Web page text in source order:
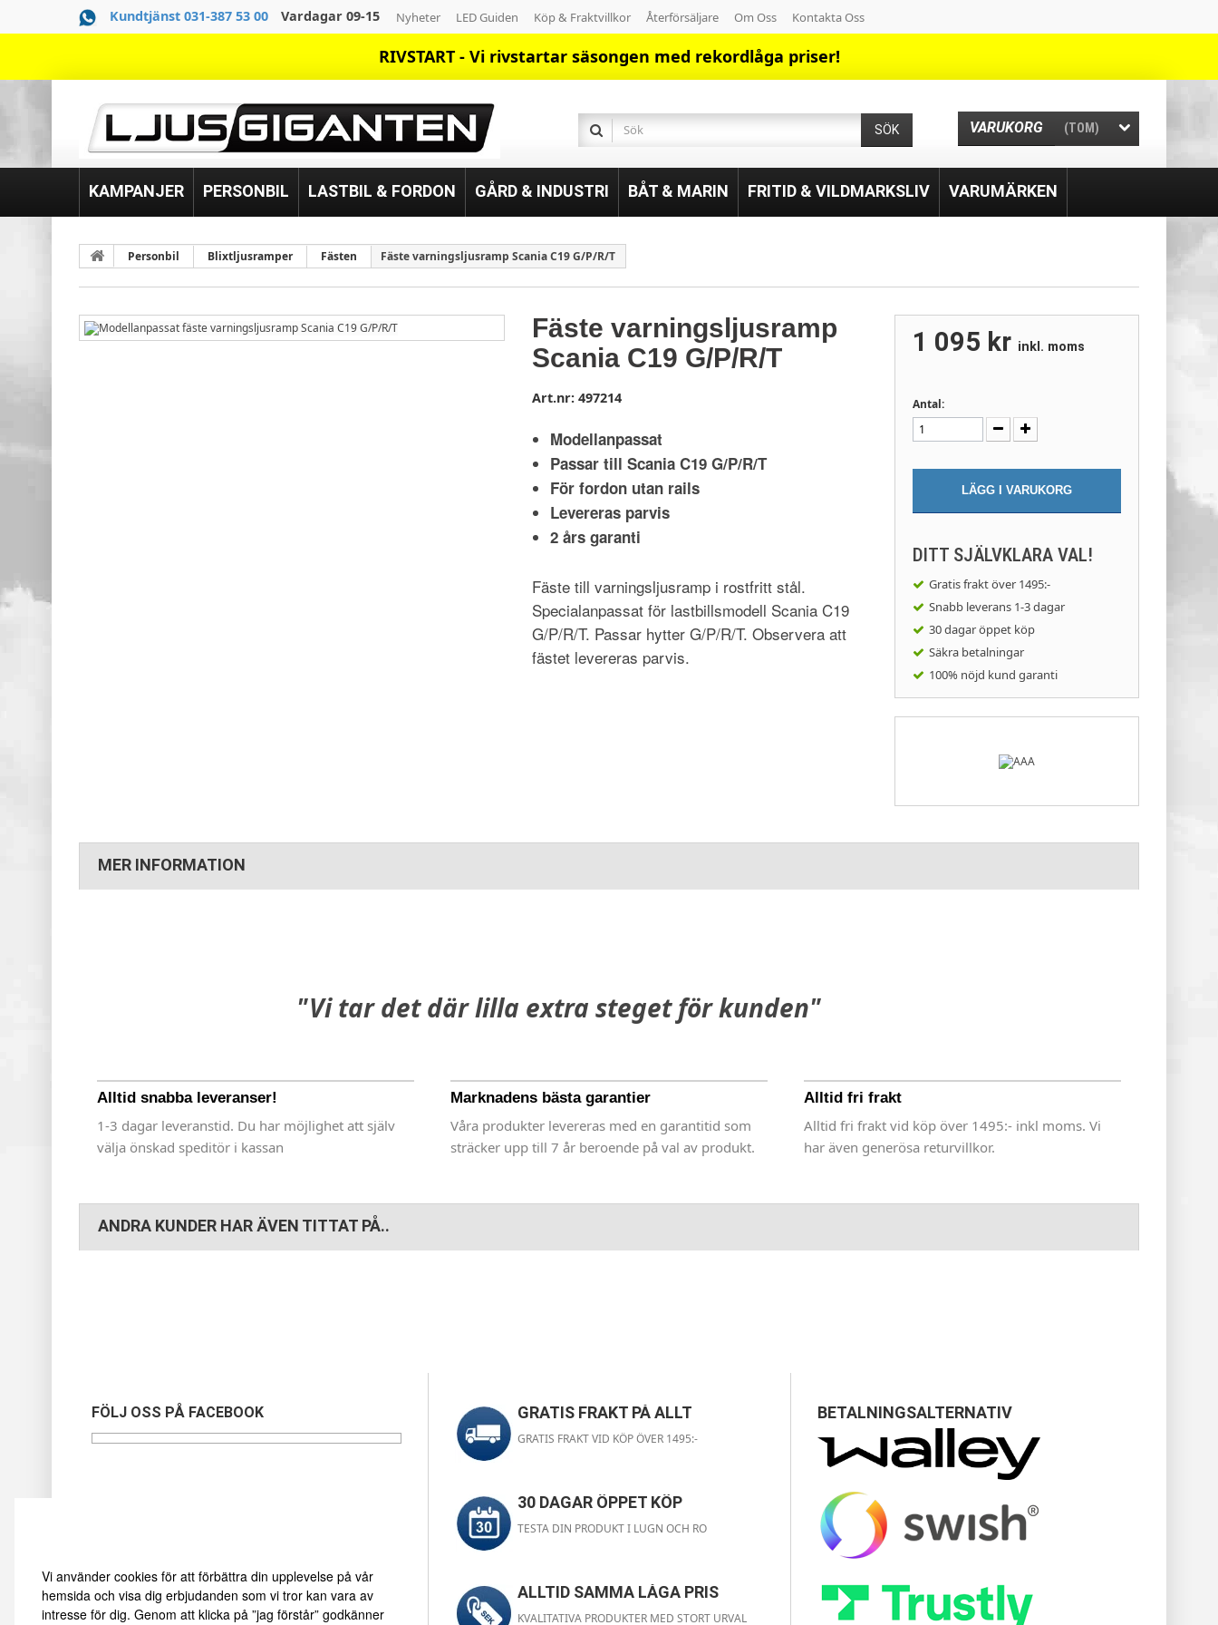
Vi använder cookies för att förbättra din upplevelse på vår
hemsida och visa dig erbjudanden som vi tror kan vara av
intresse för dig. Genom att klicka på ”jag förstår” godkänner
Kundtjänst 031-387 53 00 Vardagar 09-15 Nyheter LED Guiden Köp & Fraktvillkor Återförsäljare Om Oss Kontakta Oss
RIVSTART - Vi rivstartar säsongen med rekordlåga priser!
VARUKORG (TOM)
SÖK
KAMPANJER PERSONBIL LASTBIL & FORDON GÅRD & INDUSTRI BÅT & MARIN FRITID & VILDMARKSLIV VARUMÄRKEN
Personbil Blixtljusramper Fästen Fäste varningsljusramp Scania C19 G/P/R/T
Fäste varningsljusramp
Scania C19 G/P/R/T
Art.nr: 497214
Modellanpassat
Passar till Scania C19 G/P/R/T
För fordon utan rails
Levereras parvis
2 års garanti
Fäste till varningsljusramp i rostfritt stål.
Specialanpassat för lastbillsmodell Scania C19
G/P/R/T. Passar hytter G/P/R/T. Observera att
fästet levereras parvis.
1 095 kr inkl. moms
Antal:
LÄGG I VARUKORG
DITT SJÄLVKLARA VAL!
Gratis fraktöver 1495:-
Snabb leverans1-3 dagar
30 dagaröppet köp
Säkrabetalningar
100% nöjd kund garanti
MER INFORMATION
"Vi tar det där lilla extra steget för kunden"
Alltid snabba leveranser!
1-3 dagar leveranstid. Du har möjlighet att själv
välja önskad speditör i kassan
Marknadens bästa garantier
Våra produkter levereras med en garantitid som
sträcker upp till 7 år beroende på val av produkt.
Alltid fri frakt
Alltid fri frakt vid köp över 1495:- inkl moms. Vi
har även generösa returvillkor.
ANDRA KUNDER HAR ÄVEN TITTAT PÅ..
FÖLJ OSS PÅ FACEBOOK GRATIS FRAKT PÅ ALLT
GRATIS FRAKT VID KÖP ÖVER 1495:-
30 DAGAR ÖPPET KÖP
TESTA DIN PRODUKT I LUGN OCH RO
ALLTID SAMMA LÅGA PRIS
KVALITATIVA PRODUKTER MED STORT URVAL
BETALNINGSALTERNATIV